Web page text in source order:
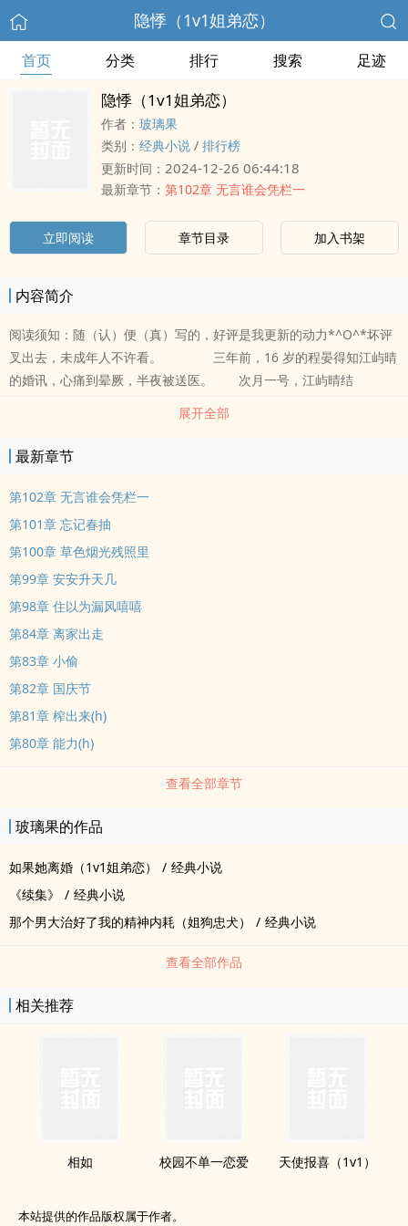
隐悸（1v1姐弟恋）
首页 分类 排行 搜索 足迹
隐悸（1v1姐弟恋）
作者： 玻璃果
类别： 经典小说 / 排行榜
更新时间： 2024-12-26 06:44:18
最新章节： 第102章 无言谁会凭栏一
立即阅读 章节目录 加入书架
内容简介
阅读须知：随（认）便（真）写的，好评是我更新的动力*^O^*坏评
叉出去，未成年人不许看。 三年前，16 岁的程晏得知江屿晴
的婚讯，心痛到晕厥，半夜被送医。 次月一号，江屿晴结
婚。 从那天起，程晏每天睁眼的第一件事就是求老天开眼，让江
屿晴和她老公离婚。 后来，江屿晴真的离婚了。 19 岁的程晏
抱着醉得一塌糊涂要脱他裤子看鸡儿的江屿晴，气得眼圈发红。
温柔贤惠、器大活好弟弟【厚脸皮求珠珠求评论！有人催更我是真的
会更的！我就是一头抽一鞭子就会拉磨的驴！】
展开全部
最新章节
第102章 无言谁会凭栏一
第101章 忘记春抽
第100章 草色烟光残照里
第99章 安安升天几
第98章 住以为漏风嘻嘻
第84章 离家出走
第83章 小偷
第82章 国庆节
第81章 榨出来(h)
第80章 能力(h)
查看全部章节
玻璃果的作品
如果她离婚（1v1姐弟恋） / 经典小说
《续集》
/ 经典小说
那个男大治好了我的精神内耗（姐狗忠犬）
/ 经典小说
查看全部作品
相关推荐
相如 校园不单一恋爱 天使报喜（1v1）
本站提供的作品版权属于作者。